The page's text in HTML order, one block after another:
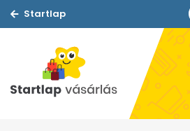
Startlap